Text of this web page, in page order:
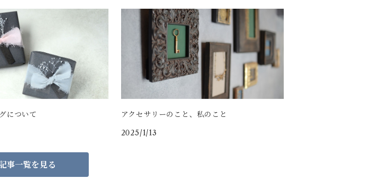
について
アクセサリーのこと、私のこと
2025/1/13
事一覧を見る